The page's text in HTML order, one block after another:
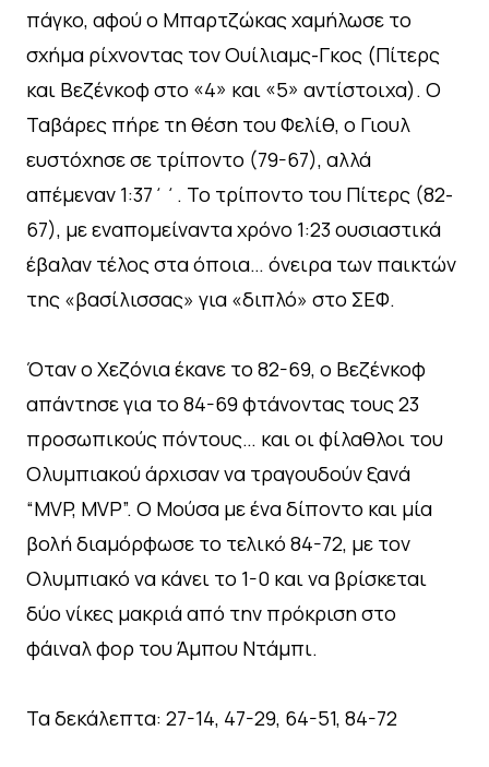
πάγκο, αφού ο Μπαρτζώκας χαμήλωσε το
σχήμα ρίχνοντας τον Ουίλιαμς-Γκος (Πίτερς
και Βεζένκοφ στο «4» και «5» αντίστοιχα). Ο
Ταβάρες πήρε τη θέση του Φελίθ, ο Γιουλ
ευστόχησε σε τρίποντο (79-67), αλλά
απέμεναν 1:37΄΄. Το τρίποντο του Πίτερς (82-
67), με εναπομείναντα χρόνο 1:23 ουσιαστικά
έβαλαν τέλος στα όποια… όνειρα των παικτών
της «βασίλισσας» για «διπλό» στο ΣΕΦ.
Όταν ο Χεζόνια έκανε το 82-69, ο Βεζένκοφ
απάντησε για το 84-69 φτάνοντας τους 23
προσωπικούς πόντους… και οι φίλαθλοι του
Ολυμπιακού άρχισαν να τραγουδούν ξανά
“MVP, MVP”. Ο Μούσα με ένα δίποντο και μία
βολή διαμόρφωσε το τελικό 84-72, με τον
Ολυμπιακό να κάνει το 1-0 και να βρίσκεται
δύο νίκες μακριά από την πρόκριση στο
φάιναλ φορ του Άμπου Ντάμπι.
Τα δεκάλεπτα: 27-14, 47-29, 64-51, 84-72